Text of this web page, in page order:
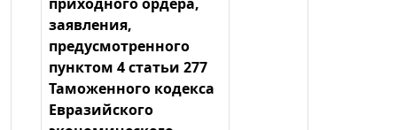
приходного ордера,
заявления,
предусмотренного
пунктом 4 статьи 277
Таможенного кодекса
Евразийского